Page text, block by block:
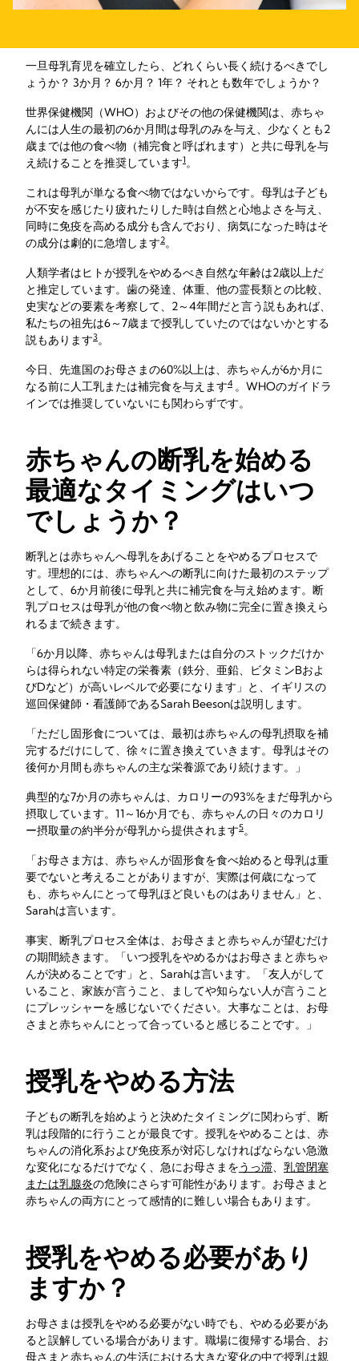
一旦母乳育児を確立したら、どれくらい長く続けるべきでし
ょうか？ 3か月？ 6か月？ 1年？ それとも数年でしょうか？
世界保健機関（WHO）およびその他の保健機関は、赤ちゃ
んには人生の最初の6か月間は母乳のみを与え、少なくとも2
歳までは他の食べ物（補完食と呼ばれます）と共に母乳を与
え続けることを推奨しています1。
これは母乳が単なる食べ物ではないからです。母乳は子ども
が不安を感じたり疲れたりした時は自然と心地よさを与え、
同時に免疫を高める成分も含んでおり、病気になった時はそ
の成分は劇的に急増します2。
人類学者はヒトが授乳をやめるべき自然な年齢は2歳以上だ
と推定しています。歯の発達、体重、他の霊長類との比較、
史実などの要素を考察して、2～4年間だと言う説もあれば、
私たちの祖先は6～7歳まで授乳していたのではないかとする
説もあります3。
今日、先進国のお母さまの60%以上は、赤ちゃんが6か月に
なる前に人工乳または補完食を与えます4 。WHOのガイドラ
インでは推奨していないにも関わらずです。
赤ちゃんの断乳を始める
最適なタイミングはいつ
でしょうか？
断乳とは赤ちゃんへ母乳をあげることをやめるプロセスで
す。理想的には、赤ちゃんへの断乳に向けた最初のステップ
として、6か月前後に母乳と共に補完食を与え始めます。断
乳プロセスは母乳が他の食べ物と飲み物に完全に置き換えら
れるまで続きます。
「6か月以降、赤ちゃんは母乳または自分のストックだけか
らは得られない特定の栄養素（鉄分、亜鉛、ビタミンBおよ
びDなど）が高いレベルで必要になります」と、イギリスの
巡回保健師・看護師であるSarah Beesonは説明します。
「ただし固形食については、最初は赤ちゃんの母乳摂取を補
完するだけにして、徐々に置き換えていきます。母乳はその
後何か月間も赤ちゃんの主な栄養源であり続けます。」
典型的な7か月の赤ちゃんは、カロリーの93%をまだ母乳から
摂取しています。11～16か月でも、赤ちゃんの日々のカロリ
ー摂取量の約半分が母乳から提供されます5。
「お母さま方は、赤ちゃんが固形食を食べ始めると母乳は重
要でないと考えることがありますが、実際は何歳になって
も、赤ちゃんにとって母乳ほど良いものはありません」と、
Sarahは言います。
事実、断乳プロセス全体は、お母さまと赤ちゃんが望むだけ
の期間続きます。「いつ授乳をやめるかはお母さまと赤ちゃ
んが決めることです」と、Sarahは言います。「友人がして
いること、家族が言うこと、ましてや知らない人が言うこと
にプレッシャーを感じないでください。大事なことは、お母
さまと赤ちゃんにとって合っていると感じることです。」
授乳をやめる方法
子どもの断乳を始めようと決めたタイミングに関わらず、断
乳は段階的に行うことが最良です。授乳をやめることは、赤
ちゃんの消化系および免疫系が対応しなければならない急激
な変化になるだけでなく、急にお母さまをうっ滞、 乳管閉塞
または乳腺炎の危険にさらす可能性があります。お母さまと
赤ちゃんの両方にとって感情的に難しい場合もあります。
授乳をやめる必要があり
ますか？
お母さまは授乳をやめる必要がない時でも、やめる必要があ
ると誤解している場合があります。職場に復帰する場合、お
母さまと赤ちゃんの生活における大きな変化の中で授乳は親